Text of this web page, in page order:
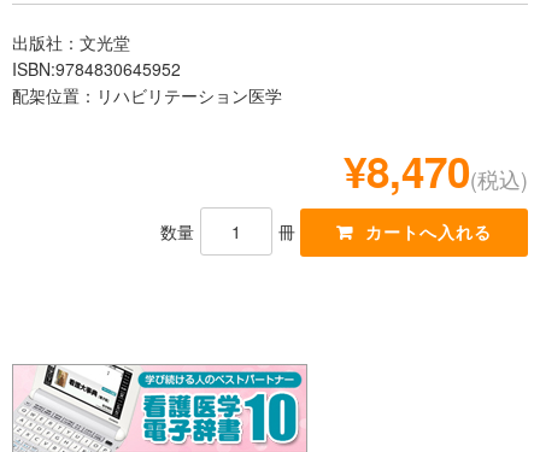
出版社：文光堂
ISBN:9784830645952
配架位置：リハビリテーション医学
¥8,470(税込)
数量 冊